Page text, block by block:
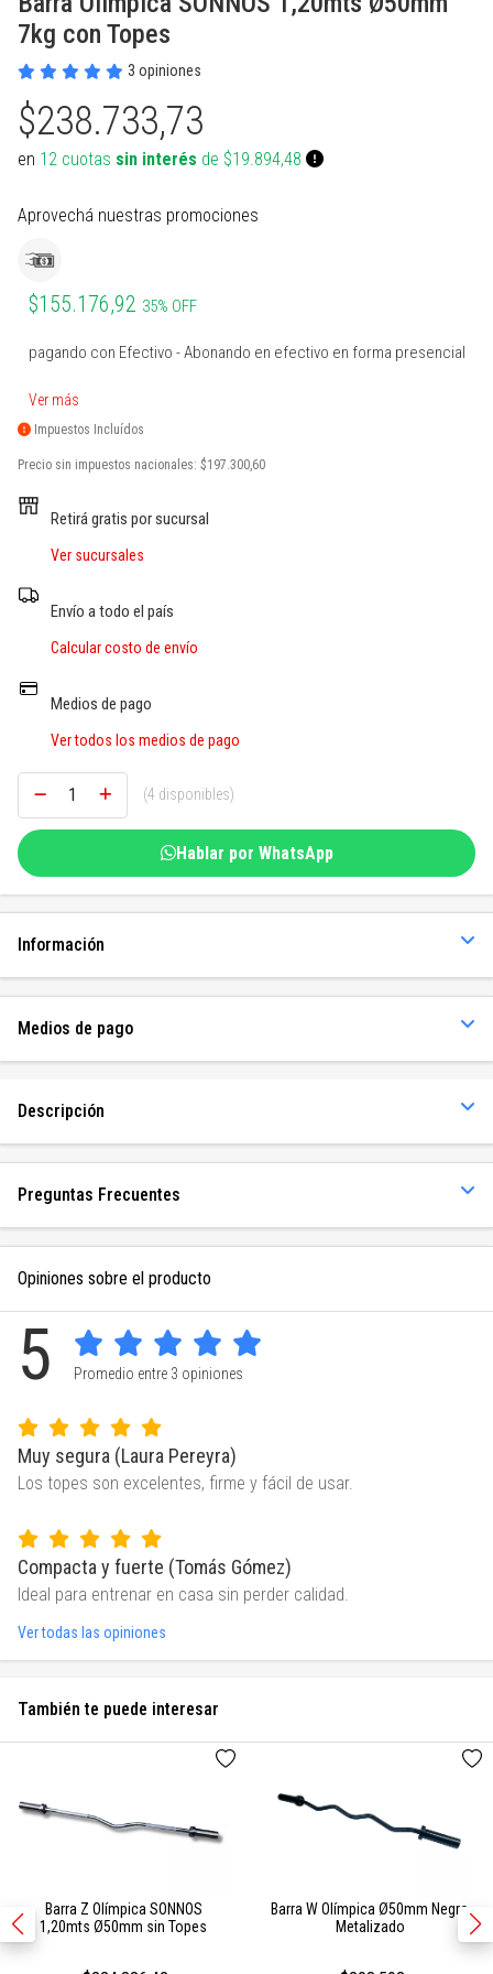
PROTECCIONES BOXEO
ACCESORIOS BOXEO
PERA Y CIELO Y TIERRA
INDUMENTARIA BOXEO
RING DE BOXEO
Ver todos
SUPLEMENTOS NATURALES
COMBOS
Ver todos
INDUMENTARIA TERMICA
PILATES Y YOGA
REHABILITACION
OTROS ACCESORIOS
Ver todos
MARCACION Y COORDINACION
BOSU Y MINI BOSUS |
PROPOCIOCEPCION
PESAS RUSAS
STRAPS Y CINTURON RUSO
CALLERAS GUANTES Y
PROTECCIONES
Ver todos
TENIS DE MESA
VOLEY
BOLSOS PORTA PELOTAS
PADDLE
BOLSOS Y MOCHILAS
PATINES Y AFINES
PELOTAS COLEGIALES
RUGBY Y FUTBOL AMERICANO
INFLADORES Y SILBATOS
INDUMENTARIA Y MEDIAS
SOGAS Y OTROS
Ver todos
7kg con Topes
3 opiniones
$238.733,73
en 12 cuotas sin interés de $19.894,48
Aprovechá nuestras promociones
$155.176,92 35% OFF
pagando con Efectivo - Abonando en efectivo en forma presencial
Ver más
Impuestos Incluídos
Precio sin impuestos nacionales: $197.300,60
Retirá gratis por sucursal
Ver sucursales
Envío a todo el país
Calcular costo de envío
Medios de pago
Ver todos los medios de pago
(4 disponibles)
Hablar por WhatsApp
Información
Medios de pago
Descripción
Preguntas Frecuentes
Opiniones sobre el producto
5 Promedio entre 3 opiniones
Muy segura (Laura Pereyra)
Los topes son excelentes, firme y fácil de usar.
Compacta y fuerte (Tomás Gómez)
Ideal para entrenar en casa sin perder calidad.
Ver todas las opiniones
También te puede interesar
Barra Z Olímpica SONNOS
1,20mts Ø50mm sin Topes
Barra W Olímpica Ø50mm Negro
Metalizado